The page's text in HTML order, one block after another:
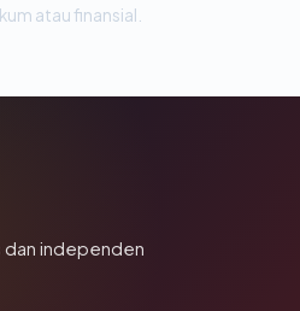
atau finansial.
independen